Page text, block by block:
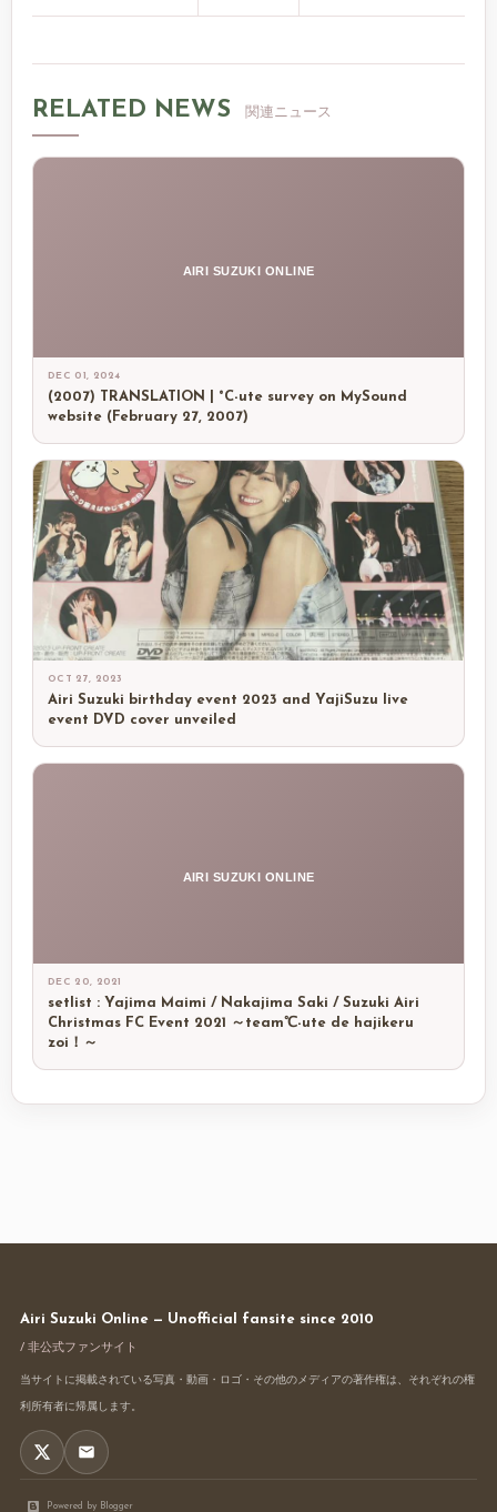
RELATED NEWS 関連ニュース
AIRI SUZUKI ONLINE
DEC 01, 2024
(2007) TRANSLATION | °C-ute survey on MySound
website (February 27, 2007)
OCT 27, 2023
Airi Suzuki birthday event 2023 and YajiSuzu live
event DVD cover unveiled
AIRI SUZUKI ONLINE
DEC 20, 2021
setlist : Yajima Maimi / Nakajima Saki / Suzuki Airi
Christmas FC Event 2021 ～team℃-ute de hajikeru
zoi！～
Airi Suzuki Online — Unofficial fansite since 2010
/ 非公式ファンサイト
当サイトに掲載されている写真・動画・ロゴ・その他のメディアの著作権は、それぞれの権
利所有者に帰属します。
Powered by Blogger